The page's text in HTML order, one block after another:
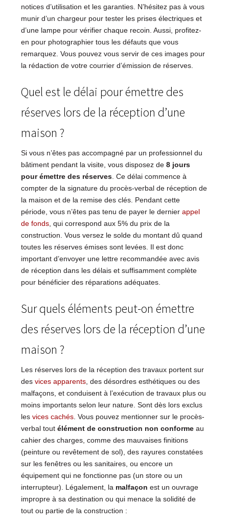
notices d’utilisation et les garanties. N’hésitez pas à vous
munir d’un chargeur pour tester les prises électriques et
d’une lampe pour vérifier chaque recoin. Aussi, profitez-
en pour photographier tous les défauts que vous
remarquez. Vous pouvez vous servir de ces images pour
la rédaction de votre courrier d’émission de réserves.
Quel est le délai pour émettre des
réserves lors de la réception d’une
maison ?
Si vous n’êtes pas accompagné par un professionnel du
bâtiment pendant la visite, vous disposez de 8 jours
pour émettre des réserves. Ce délai commence à
compter de la signature du procès-verbal de réception de
la maison et de la remise des clés. Pendant cette
période, vous n’êtes pas tenu de payer le dernier appel
de fonds, qui correspond aux 5% du prix de la
construction. Vous versez le solde du montant dû quand
toutes les réserves émises sont levées. Il est donc
important d’envoyer une lettre recommandée avec avis
de réception dans les délais et suffisamment complète
pour bénéficier des réparations adéquates.
Sur quels éléments peut-on émettre
des réserves lors de la réception d’une
maison ?
Les réserves lors de la réception des travaux portent sur
des vices apparents, des désordres esthétiques ou des
malfaçons, et conduisent à l’exécution de travaux plus ou
moins importants selon leur nature. Sont dès lors exclus
les vices cachés. Vous pouvez mentionner sur le procès-
verbal tout élément de construction non conformeau
cahier des charges, comme des mauvaises finitions
(peinture ou revêtement de sol), des rayures constatées
sur les fenêtres ou les sanitaires, ou encore un
équipement qui ne fonctionne pas (un store ou un
interrupteur). Légalement, la malfaçon est un ouvrage
impropre à sa destination ou qui menace la solidité de
tout ou partie de la construction :